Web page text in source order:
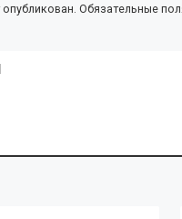
Обязательные